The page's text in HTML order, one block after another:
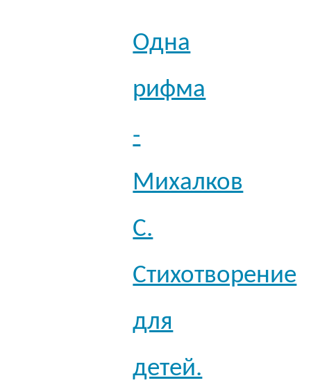
Одна
рифма
-
Михалков
С.
Стихотворение
для
детей.